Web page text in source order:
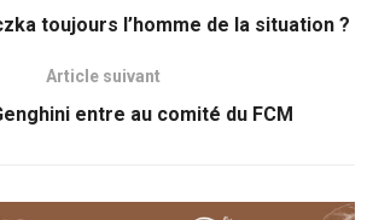
toujours l’homme de la situation ?
Article suivant
entre au comité du FCM